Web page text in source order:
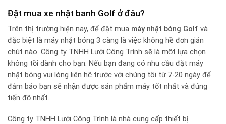
Đặt mua xe nhặt banh Golf ở đâu?
Trên thị trường hiện nay, để đặt mua máy nhặt bóng Golf và
đặc biệt là máy nhặt bóng 3 càng là việc không hề đơn giản
chút nào. Công ty TNHH Lưới Công Trình sẽ là một lựa chọn
không tồi dành cho bạn. Nếu bạn đang có nhu cầu đặt máy
nhặt bóng vui lòng liên hệ trước với chúng tôi từ 7-20 ngày để
đảm bảo bạn sẽ nhận được sản phẩm máy tốt nhất và đúng
tiến độ nhất.
Công ty TNHH Lưới Công Trình là nhà cung cấp thiết bị